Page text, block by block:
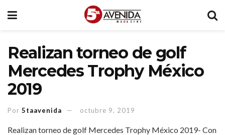
Realizan torneo de golf
Mercedes Trophy México
2019
Por 5taavenida octubre 9, 2019
Realizan torneo de golf Mercedes Trophy México 2019- Con